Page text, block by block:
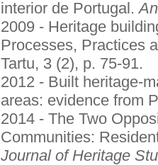
interior de Portugal.
2009 - Heritage
Processes, Practices
Tartu, 3 (2), p. 75-91.
2012 - Built heritage-
areas: evidence from
2014 - The Two
Communities:
Journal of Heritage